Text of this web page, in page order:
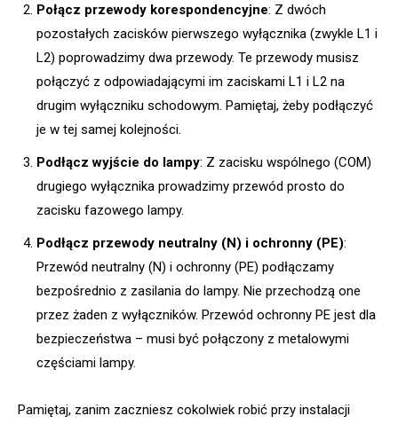
Połącz przewody korespondencyjne: Z dwóch
pozostałych zacisków pierwszego wyłącznika (zwykle L1 i
L2) poprowadzimy dwa przewody. Te przewody musisz
połączyć z odpowiadającymi im zaciskami L1 i L2 na
drugim wyłączniku schodowym. Pamiętaj, żeby podłączyć
je w tej samej kolejności.
Podłącz wyjście do lampy: Z zacisku wspólnego (COM)
drugiego wyłącznika prowadzimy przewód prosto do
zacisku fazowego lampy.
Podłącz przewody neutralny (N) i ochronny (PE):
Przewód neutralny (N) i ochronny (PE) podłączamy
bezpośrednio z zasilania do lampy. Nie przechodzą one
przez żaden z wyłączników. Przewód ochronny PE jest dla
bezpieczeństwa – musi być połączony z metalowymi
częściami lampy.
Pamiętaj, zanim zaczniesz cokolwiek robić przy instalacji